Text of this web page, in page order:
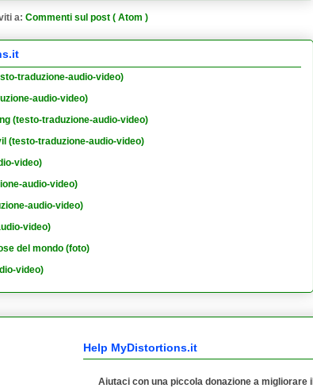
a: Commenti sul post ( Atom )
traduzione-audio-video)
audio-video)
(testo-traduzione-audio-video)
(testo-traduzione-audio-video)
video)
audio-video)
audio-video)
video)
del mondo (foto)
video)
Help MyDistortions.it
Aiutaci con una piccola donazione a migliorare il